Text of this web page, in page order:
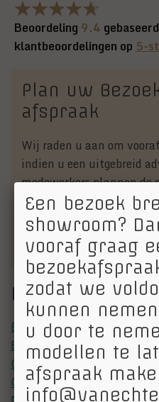
Beoordeling 9.4
klantbeoordelingen op 5-
Plan uw
afspraak
Wij raden u aan om
indien u een uitgebreid
medewerkers plannen de
in. Een afspraak maken
info@vanechteltenzoon.nl
6562157.
Merken
Barbas
Bellfires
Charnwood
Contura
Een bezoek
showroom?
vooraf graag
zodat we
kunnen
u door te
modellen te
afspraak